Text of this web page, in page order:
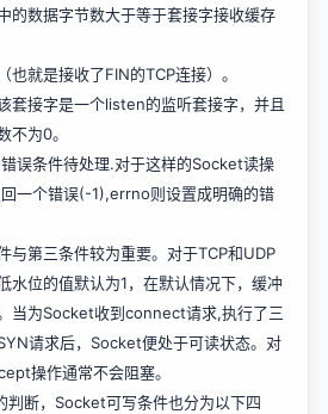
的数据字节数大于等于套接字接收缓存
也就是接收了FIN的TCP连接）。
套接字是一个listen的监听套接字，并且
不为0。
误条件待处理.对于这样的Socket读操
一个错误(-1),errno则设置成明确的错
与第三条件较为重要。对于TCP和UDP
水位的值默认为1，在默认情况下，缓冲
当为Socket收到connect请求,执行了三
请求后，Socket便处于可读状态。对
操作通常不会阻塞。
判断，Socket可写条件也分为以下四